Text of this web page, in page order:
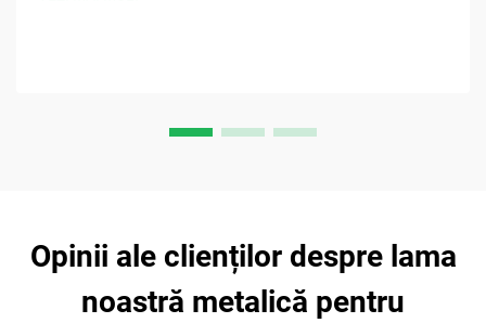
Opinii ale clienților despre lama
noastră metalică pentru